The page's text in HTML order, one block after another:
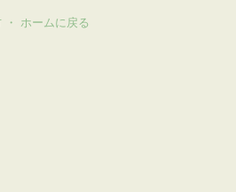
・ ホームに戻る